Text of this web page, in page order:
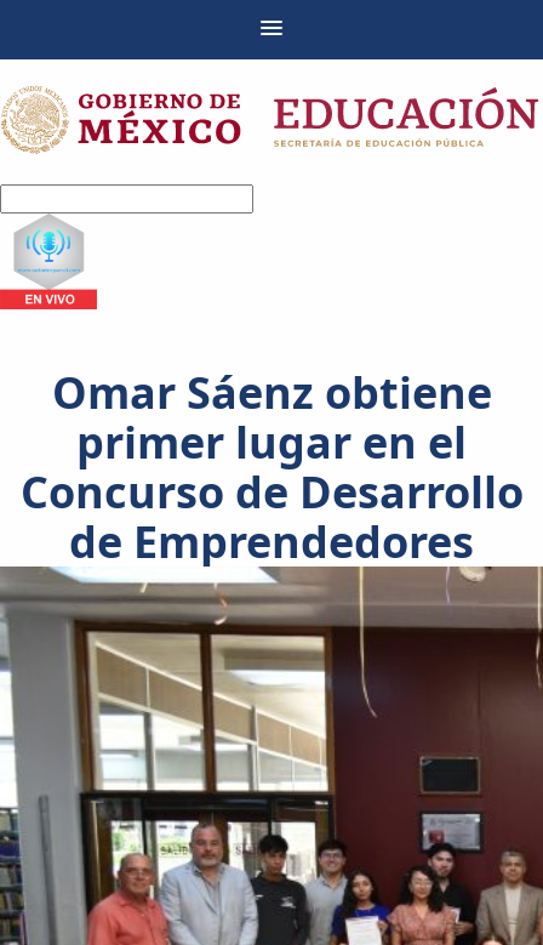
Omar Sáenz obtiene
primer lugar en el
Concurso de Desarrollo
de Emprendedores